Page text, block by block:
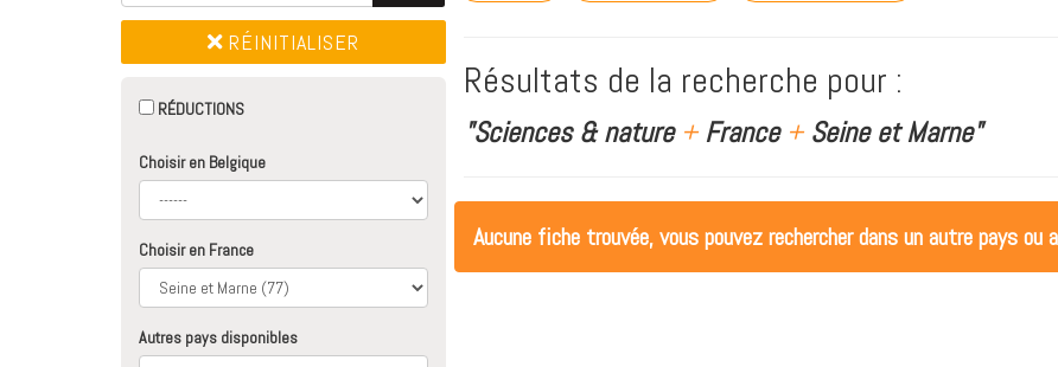
RÉINITIALISER
RÉDUCTIONS
Choisir en Belgique
Choisir en France
Autres pays disponibles
Résultats de la recherche pour :
"Sciences & nature +France +Seine et Marne"
Aucune fiche trouvée, vous pouvez rechercher dans un autre pays